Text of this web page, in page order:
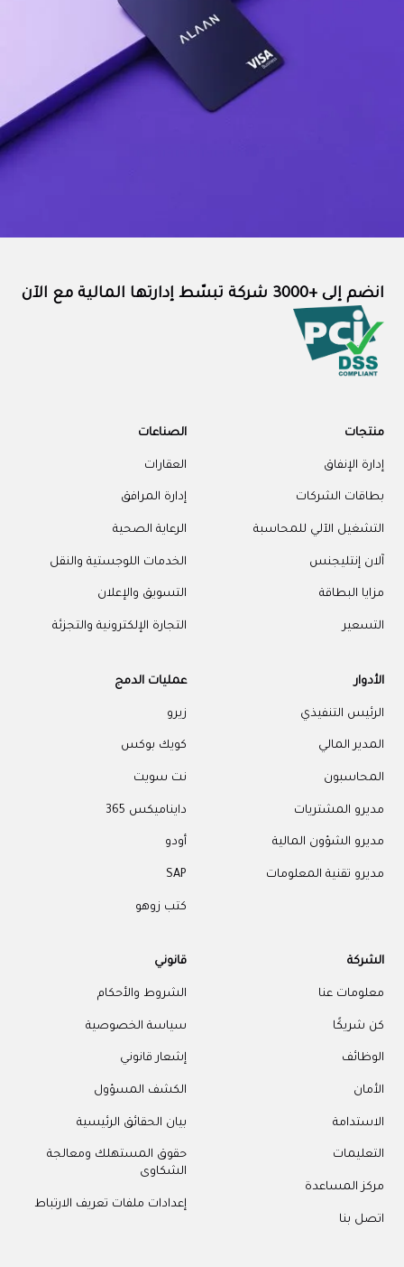
انضم إلى +3000 شركة تبسّط إدارتها المالية مع الآن
منتجات
إدارة الإنفاق
بطاقات الشركات
التشغيل الآلي للمحاسبة
آلان إنتليجنس
مزايا البطاقة
التسعير
الصناعات
العقارات
إدارة المرافق
الرعاية الصحية
الخدمات اللوجستية والنقل
التسويق والإعلان
التجارة الإلكترونية والتجزئة
الأدوار
الرئيس التنفيذي
المدير المالي
المحاسبون
مديرو المشتريات
مديرو الشؤون المالية
مديرو تقنية المعلومات
عمليات الدمج
زيرو
كويك بوكس
نت سويت
دايناميكس 365
أودو
SAP
كتب زوهو
الشركة
معلومات عنا
كن شريكًا
الوظائف
الأمان
الاستدامة
التعليمات
مركز المساعدة
اتصل بنا
قانوني
الشروط والأحكام
سياسة الخصوصية
إشعار قانوني
الكشف المسؤول
بيان الحقائق الرئيسية
حقوق المستهلك ومعالجة
الشكاوى
إعدادات ملفات تعريف الارتباط